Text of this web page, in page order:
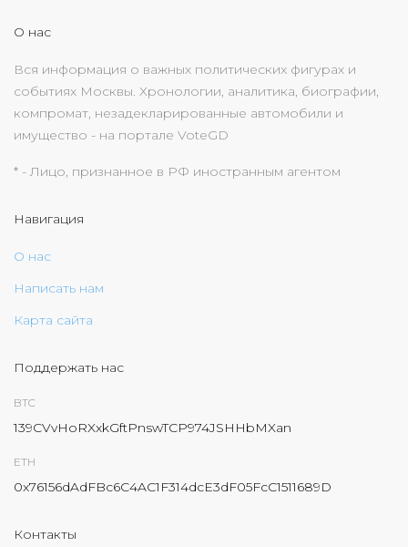
О нас
Вся информация о важных политических фигурах и
событиях Москвы. Хронологии, аналитика, биографии,
компромат, незадекларированные автомобили и
имущество - на портале VoteGD
* - Лицо, признанное в РФ иностранным агентом
Навигация
О нас
Написать нам
Карта сайта
Поддержать нас
BTC
139CVvHoRXxkGftPnswTCP974JSHHbMXan
ETH
0x76156dAdFBc6C4AC1F314dcE3dF05FcC1511689D
Контакты